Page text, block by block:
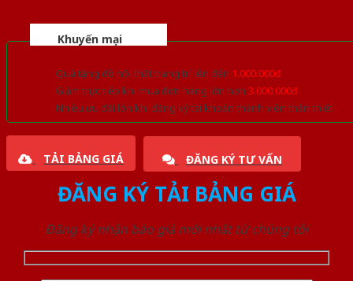
Khuyến mại
Quà tặng đồ nội thất trang trí lên đến 1.000.000đ
Giảm trực tiếp khi mua đơn hàng lớn hơn 3.000.000đ
Nhiều ưu đãi lớn khi đăng ký tài khoản thành viên thân thiết
TẢI BẢNG GIÁ ĐĂNG KÝ TƯ VẤN
ĐĂNG KÝ TẢI BẢNG GIÁ
Đăng ký nhận báo giá mới nhất từ chúng tôi